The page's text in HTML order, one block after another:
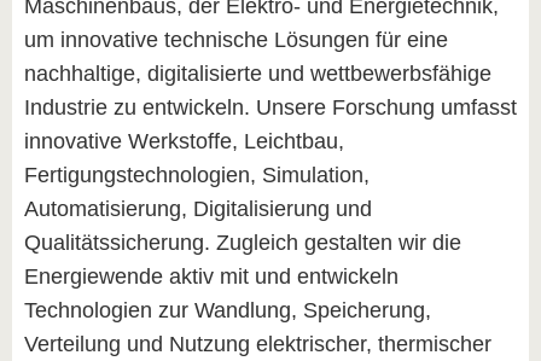
Maschinenbaus, der Elektro- und Energietechnik,
um innovative technische Lösungen für eine
nachhaltige, digitalisierte und wettbewerbsfähige
Industrie zu entwickeln. Unsere Forschung umfasst
innovative Werkstoffe, Leichtbau,
Fertigungstechnologien, Simulation,
Automatisierung, Digitalisierung und
Qualitätssicherung. Zugleich gestalten wir die
Energiewende aktiv mit und entwickeln
Technologien zur Wandlung, Speicherung,
Verteilung und Nutzung elektrischer, thermischer